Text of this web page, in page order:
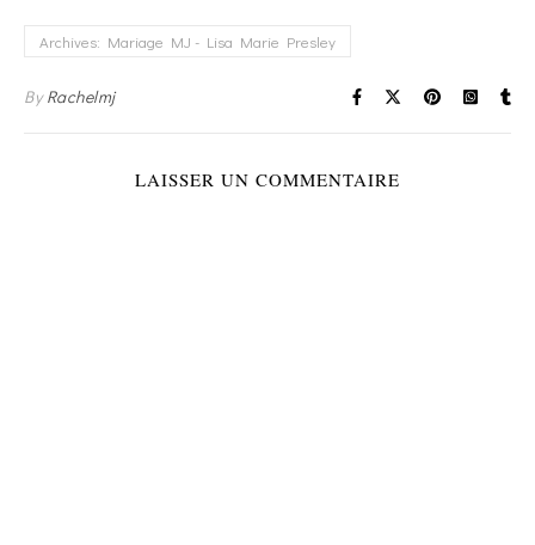
Archives: Mariage MJ - Lisa Marie Presley
ByRachelmj
LAISSER UN COMMENTAIRE